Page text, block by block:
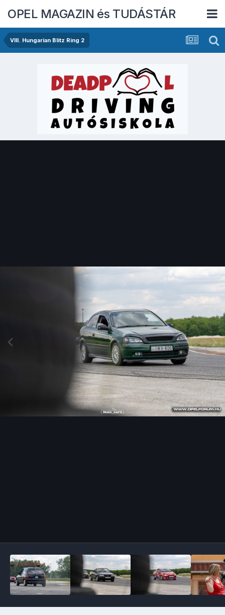
OPEL MAGAZIN és TUDÁSTÁR
VIII. Hungarian Blitz Ring 2